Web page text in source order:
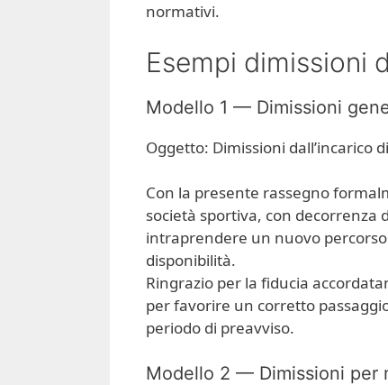
normativi.
Esempi dimissioni
Modello 1 — Dimissioni
Oggetto: Dimissioni dall’incarico
Con la presente rassegno
società sportiva, con decorrenza
intraprendere un nuovo
disponibilità.
Ringrazio per la fiducia
per favorire un corretto
periodo di preavviso.
Modello 2 — Dimissioni per